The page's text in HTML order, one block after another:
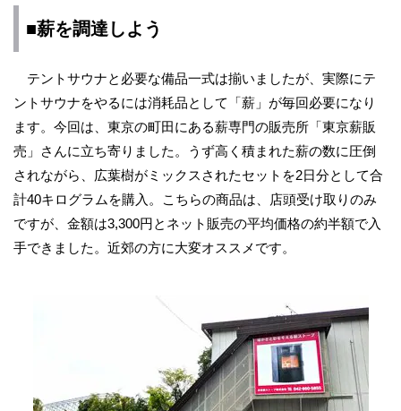
■薪を調達しよう
テントサウナと必要な備品一式は揃いましたが、実際にテ
ントサウナをやるには消耗品として「薪」が毎回必要になり
ます。今回は、東京の町田にある薪専門の販売所「東京薪販
売」さんに立ち寄りました。うず高く積まれた薪の数に圧倒
されながら、広葉樹がミックスされたセットを2日分として合
計40キログラムを購入。こちらの商品は、店頭受け取りのみ
ですが、金額は3,300円とネット販売の平均価格の約半額で入
手できました。近郊の方に大変オススメです。